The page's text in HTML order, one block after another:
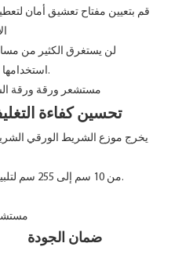
قم بتعيين مفتاح تعشيق أمان
لن يستغرق الكثير من
استخدامها بشكل مستمر في عمليات التغليف.
تحسين كفاءة
من 10 سم إلى 255 سم لتلبية احتياجات الختم لمختلف الكرتون.
ضمان الجودة